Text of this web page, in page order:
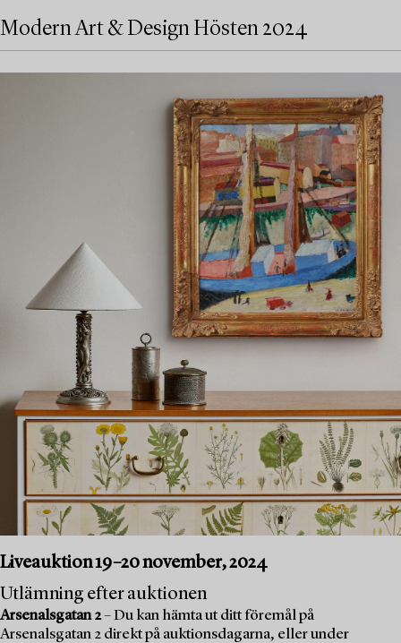
Modern Art & Design Hösten 2024
Liveauktion 19–20 november, 2024
Utlämning efter auktionen
Arsenalsgatan 2– Du kan hämta ut ditt föremål på
Arsenalsgatan 2 direkt på auktionsdagarna, eller under